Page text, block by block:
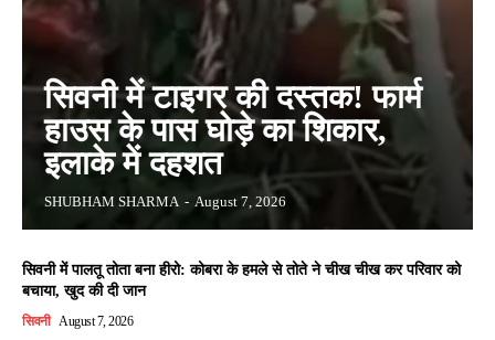
सिवनी में टाइगर की दस्तक! फार्म
हाउस के पास घोड़े का शिकार,
इलाके में दहशत
SHUBHAM SHARMA - August 7, 2026
सिवनी में पालतू तोता बना हीरो: कोबरा के हमले से तोते ने चीख चीख कर परिवार को
बचाया, खुद की दी जान
सिवनी August 7, 2026